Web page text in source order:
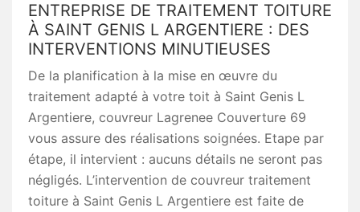
ENTREPRISE DE TRAITEMENT TOITURE
À SAINT GENIS L ARGENTIERE : DES
INTERVENTIONS MINUTIEUSES
De la planification à la mise en œuvre du
traitement adapté à votre toit à Saint Genis L
Argentiere, couvreur Lagrenee Couverture 69
vous assure des réalisations soignées. Etape par
étape, il intervient : aucuns détails ne seront pas
négligés. L’intervention de couvreur traitement
toiture à Saint Genis L Argentiere est faite de